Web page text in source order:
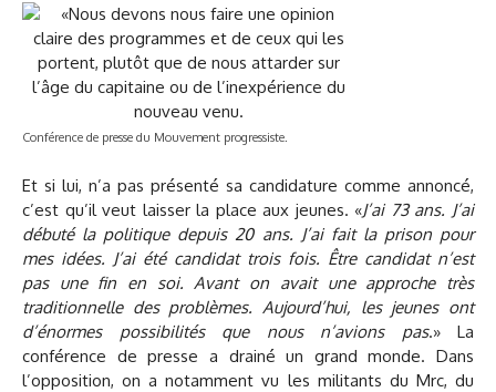
Conférence de presse du Mouvement progressiste.
Et si lui, n’a pas présenté sa candidature comme annoncé,
c’est qu’il veut laisser la place aux jeunes. «J’ai 73 ans. J’ai
débuté la politique depuis 20 ans. J’ai fait la prison pour
mes idées. J’ai été candidat trois fois. Être candidat n’est
pas une fin en soi. Avant on avait une approche très
traditionnelle des problèmes. Aujourd’hui, les jeunes ont
d’énormes possibilités que nous n’avions pas.» La
conférence de presse a drainé un grand monde. Dans
l’opposition, on a notamment vu les militants du Mrc, du